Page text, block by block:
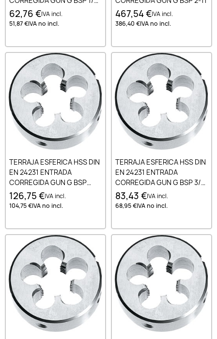
28
62,76 €IVA incl.
51,87 €IVA no incl.
467,54 €IVA incl.
386,40 €IVA no incl.
TERRAJA ESFERICA HSS DIN
EN 24231 ENTRADA
CORREGIDA GUN G BSP
3/4-14
126,75 €IVA incl.
104,75 €IVA no incl.
TERRAJA ESFERICA HSS DIN
EN 24231 ENTRADA
CORREGIDA GUN G BSP 3/8-
19
83,43 €IVA incl.
68,95 €IVA no incl.